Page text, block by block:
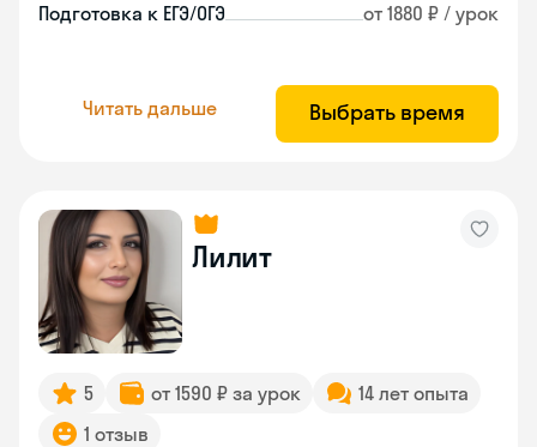
Подготовка к ЕГЭ/ОГЭ от 1880 ₽ / урок
Читать дальше Выбрать время
Лилит
5 от 1590 ₽ за урок
14 лет опыта
1 отзыв